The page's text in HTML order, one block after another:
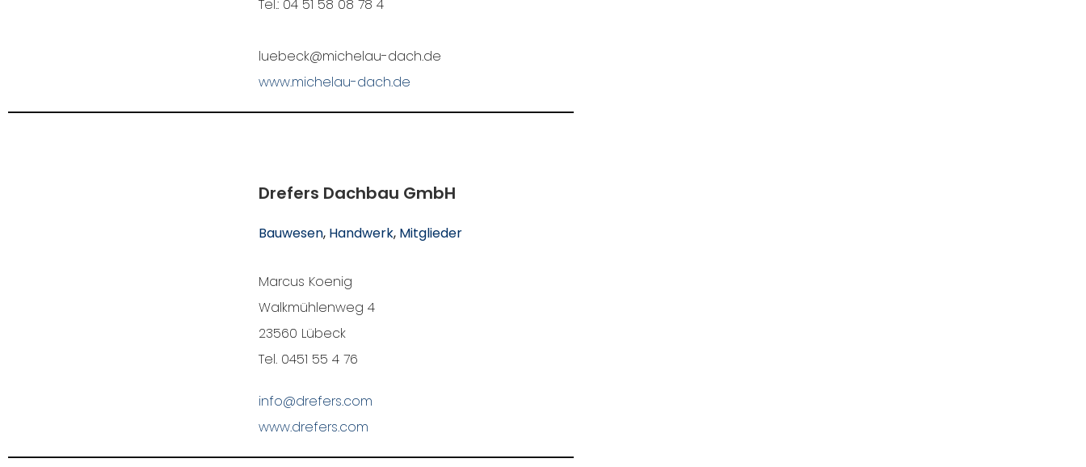
Tel.: 04 51 58 08 78 4
luebeck@michelau-dach.de
www.michelau-dach.de
Drefers Dachbau GmbH
Bauwesen, Handwerk, Mitglieder
Marcus Koenig
Walkmühlenweg 4
23560 Lübeck
Tel. 0451 55 4 76
info@drefers.com
www.drefers.com